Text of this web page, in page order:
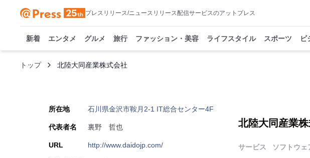
プレスリリース/ニュースリリース配信サービスのアットプレス
新着 エンタメ グルメ 旅行 ファッション・美容 ライフスタイル スポーツ ビ
トップ 北陸大同産業株式会社
北陸大同産業
サービス ソフトウェ
所在地 石川県金沢市鞍月2-1 IT総合センター4F
代表者名 裏野 哲也
URL http://www.daidojp.com/